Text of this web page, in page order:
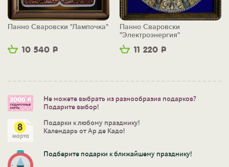
10 540 Р
Панно Сваровски "Лампочка"
11 220 Р
Панно Сваровски
"Электроэнергия"
Не можете выбрать из разнообразия подарков?
Подарите выбор!
Подарки к любому празднику!
Календарь от Ар де Кадо!
Подберите подарки к ближайшему празднику!